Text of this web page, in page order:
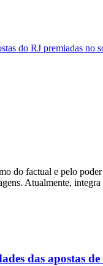
do RJ premiadas no
do factual e pelo
Atualmente,
das apostas